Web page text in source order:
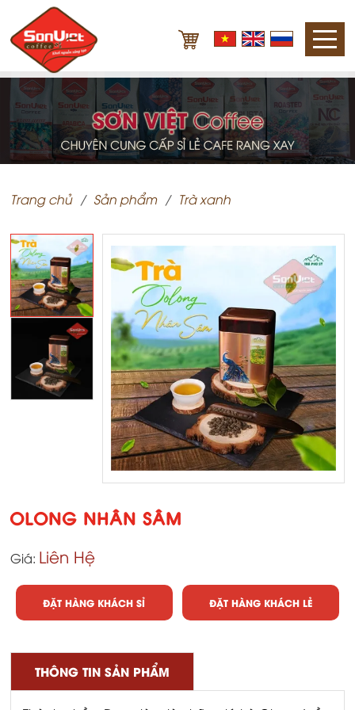
Trang chủ Sản phẩm Trà xanh
OLONG NHÂN SÂM
Giá: Liên Hệ
ĐẶT HÀNG KHÁCH SỈ ĐẶT HÀNG KHÁCH LẺ
THÔNG TIN SẢN PHẨM